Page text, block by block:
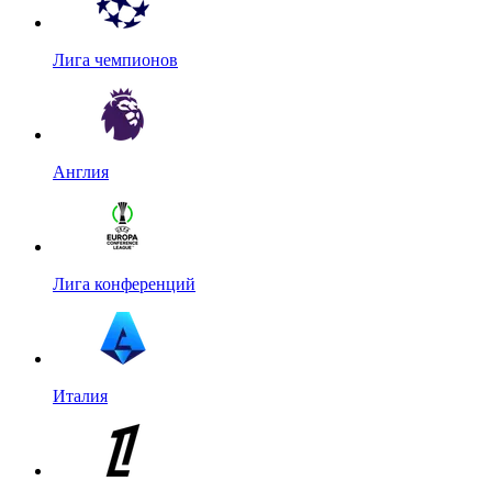
Лига чемпионов
Англия
Лига конференций
Италия